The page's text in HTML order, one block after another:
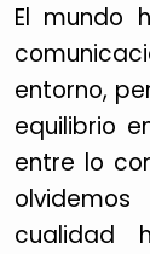
El mundo
entorno,
equilibrio
entre lo
cualidad